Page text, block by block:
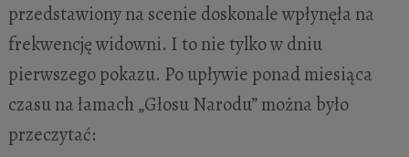
przedstawiony na scenie doskonale wpłynęła na
frekwencję widowni. I to nie tylko w dniu
pierwszego pokazu. Po upływie ponad miesiąca
czasu na łamach „Głosu Narodu” można było
przeczytać: